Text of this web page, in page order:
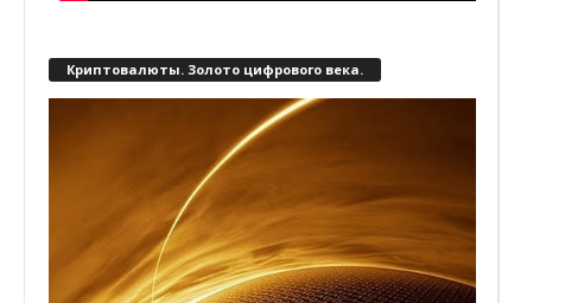
Криптовалюты. Золото цифрового века.